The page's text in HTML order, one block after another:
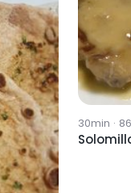
30min ·